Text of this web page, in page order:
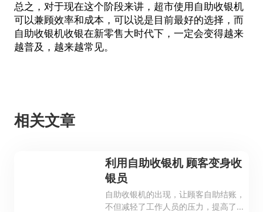
总之，对于现在这个阶段来讲，超市使用自助收银机
可以兼顾效率和成本，可以说是目前最好的选择，而
自助收银机收银在新零售大时代下，一定会变得越来
越普及，越来越常见。
相关文章
利用自助收银机 顾客变身收
银员
自助收银机的出现，让顾客自助结账，
不但减轻了工作人员的压力，提高了商